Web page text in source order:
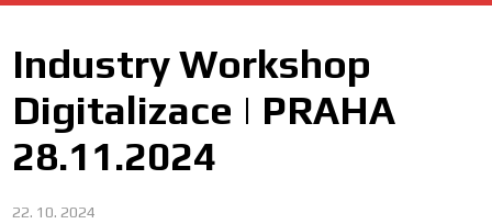
Industry Workshop
Digitalizace | PRAHA
28.11.2024
22. 10. 2024